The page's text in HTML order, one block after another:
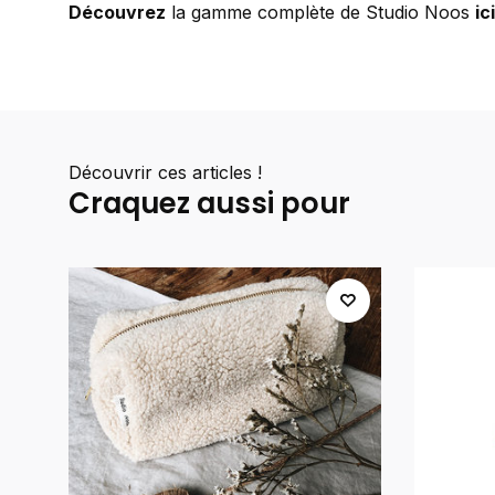
Découvrez la gamme complète de Studio Noos ici
Découvrir ces articles !
Craquez aussi pour